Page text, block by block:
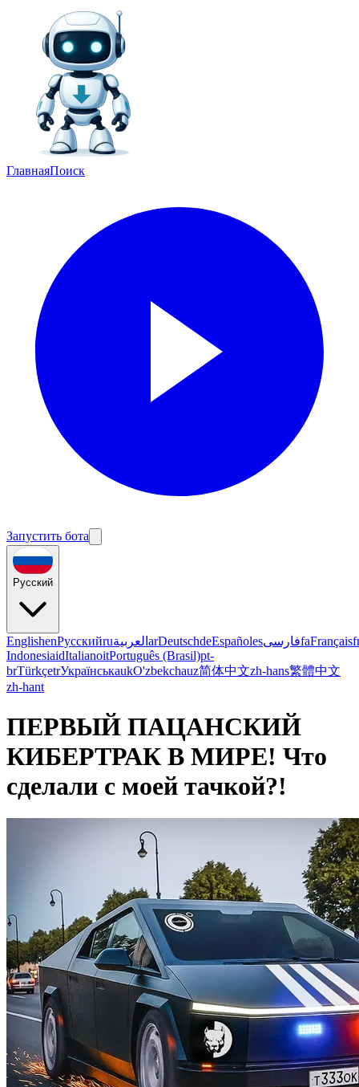
ГлавнаяПоиск
Запустить бота
Русский
EnglishenРусскийruالعربية arDeutschdeEspañolesفارسیfaFrançais
IndonesiaidItalianoitPortuguês (Brasil)pt-
brTürkçetrУкраїнськаukO'zbekchauz简体中文zh-hans繁體中文
zh-hant
ПЕРВЫЙ ПАЦАНСКИЙ
КИБЕРТРАК В МИРЕ! Что
сделали с моей тачкой?!